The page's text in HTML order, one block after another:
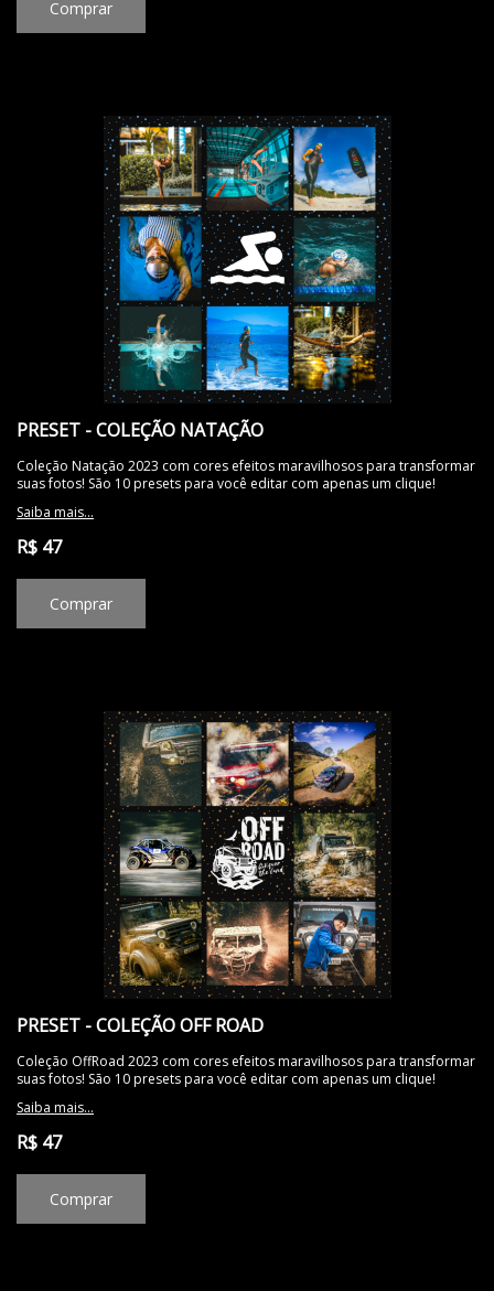
Comprar
PRESET - COLEÇÃO NATAÇÃO
Coleção Natação 2023 com cores efeitos maravilhosos para transformar
suas fotos! São 10 presets para você editar com apenas um clique!
Saiba mais...
R$ 47
Comprar
PRESET - COLEÇÃO OFF ROAD
Coleção OffRoad 2023 com cores efeitos maravilhosos para transformar
suas fotos! São 10 presets para você editar com apenas um clique!
Saiba mais...
R$ 47
Comprar